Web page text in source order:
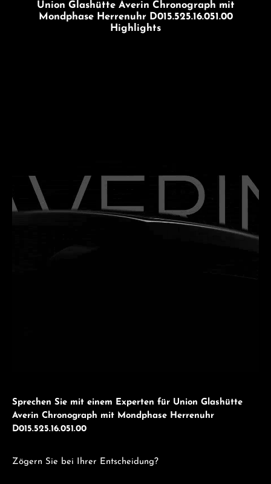
Union Glashütte Averin Chronograph mit
Mondphase Herrenuhr D015.525.16.051.00
Highlights
Sprechen Sie mit einem Experten für Union Glashütte
Averin Chronograph mit Mondphase Herrenuhr
D015.525.16.051.00
Zögern Sie bei Ihrer Entscheidung?